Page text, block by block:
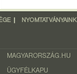
NYOMTATVÁNYAINK
MAGYARORSZÁG.HU
ÜGYFÉLKAPU